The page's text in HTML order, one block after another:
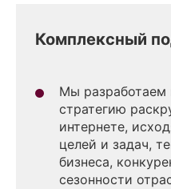
Комплексный
Мы разработаем
стратегию
интернете,
целей и задач,
бизнеса,
сезонности